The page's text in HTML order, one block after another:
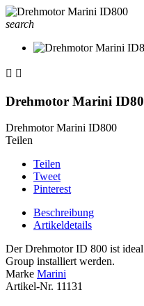
search
 
Drehmotor Marini
Drehmotor Marini ID800
Teilen
Teilen
Tweet
Pinterest
Beschreibung
Artikeldetails
Der Drehmotor ID 800 ist
Group installiert werden.
Marke Marini
Artikel-Nr. 11131